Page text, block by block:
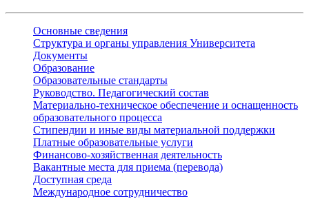
Основные сведения
Структура и органы управления Университета
Документы
Образование
Образовательные стандарты
Руководство. Педагогический состав
Материально-техническое обеспечение и оснащенность
образовательного процесса
Стипендии и иные виды материальной поддержки
Платные образовательные услуги
Финансово-хозяйственная деятельность
Вакантные места для приема (перевода)
Доступная среда
Международное сотрудничество